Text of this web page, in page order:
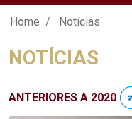
Notícias - Unicap
Home Notícias
NOTÍCIAS
ANTERIORES A 2020